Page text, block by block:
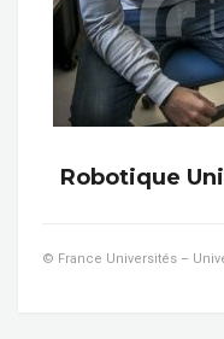
Robotique
© France Universités –